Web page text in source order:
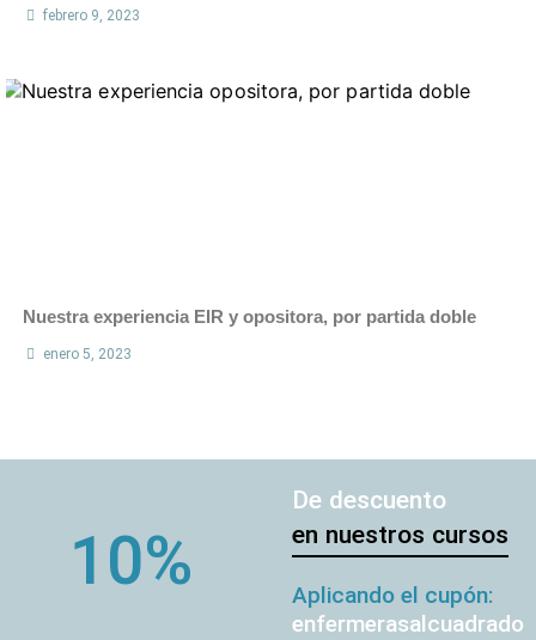
febrero 9, 2023
Nuestra experiencia EIR y opositora, por partida doble
enero 5, 2023
10%
De descuento
en nuestros cursos
Aplicando el cupón:
enfermerasalcuadrado